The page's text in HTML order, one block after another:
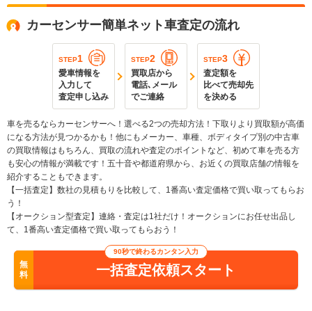
カーセンサー簡単ネット車査定の流れ
STEP1
愛車情報を
入力して
査定申し込み
STEP2
買取店から
電話､メール
でご連絡
STEP3
査定額を
比べて売却先
を決める
車を売るならカーセンサーへ！選べる2つの売却方法！下取りより買取額が高価
になる方法が見つかるかも！他にもメーカー、車種、ボディタイプ別の中古車
の買取情報はもちろん、買取の流れや査定のポイントなど、初めて車を売る方
も安心の情報が満載です！五十音や都道府県から、お近くの買取店舗の情報を
紹介することもできます。
【一括査定】数社の見積もりを比較して、1番高い査定価格で買い取ってもらお
う！
【オークション型査定】連絡・査定は1社だけ！オークションにお任せ出品し
て、1番高い査定価格で買い取ってもらおう！
無
料
90秒で終わるカンタン入力
一括査定依頼スタート